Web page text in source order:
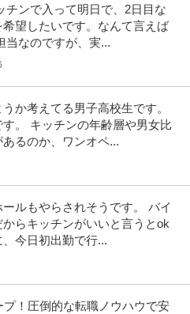
チンで入って明日で、2日目な
望したいです。なんて言えば
当なのですが、実...
か考えてる男子高校生です。
。 キッチンの年齢層や男女比
るのか、ワンオペ...
ルもやらされそうです。 バイ
らキッチンがいいと言うとok
今日初出勤で行...
！圧倒的な転職ノウハウで安